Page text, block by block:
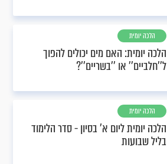
הלכה יומית
הלכה יומית: האם מים יכולים להפוך
ל''חלביים'' או ''בשריים''?
הלכה יומית
הלכה יומית ליום א’ בסיון - סדר הלימוד
בליל שבועות